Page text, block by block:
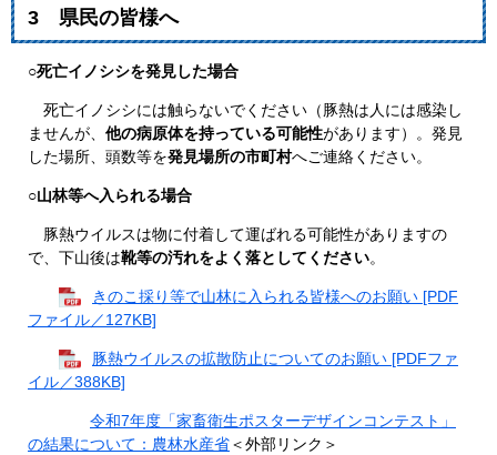
3 県民の皆様へ
○死亡イノシシを発見した場合
死亡イノシシには触らないでください（豚熱は人には感染し
ませんが、 他の病原体を持っている可能性があります）。発見
した場所、頭数等を発見場所の市町村へご連絡ください。
○山林等へ入られる場合
豚熱ウイルスは物に付着して運ばれる可能性がありますの
で、下山後は靴等の汚れをよく落としてください。
きのこ採り等で山林に入られる皆様へのお願い [PDF
ファイル／127KB]
豚熱ウイルスの拡散防止についてのお願い [PDFファ
イル／388KB]
令和7年度「家畜衛生ポスターデザインコンテスト」
の結果について：農林水産省＜外部リンク＞